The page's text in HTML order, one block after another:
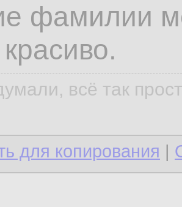
фамилии
всё так
для копирования |